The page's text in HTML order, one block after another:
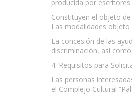
producida por
Constituyen el objeto
Las modalidades
La concesión de las
discriminación, así
4. Requisitos para
Las personas
el Complejo Cultural